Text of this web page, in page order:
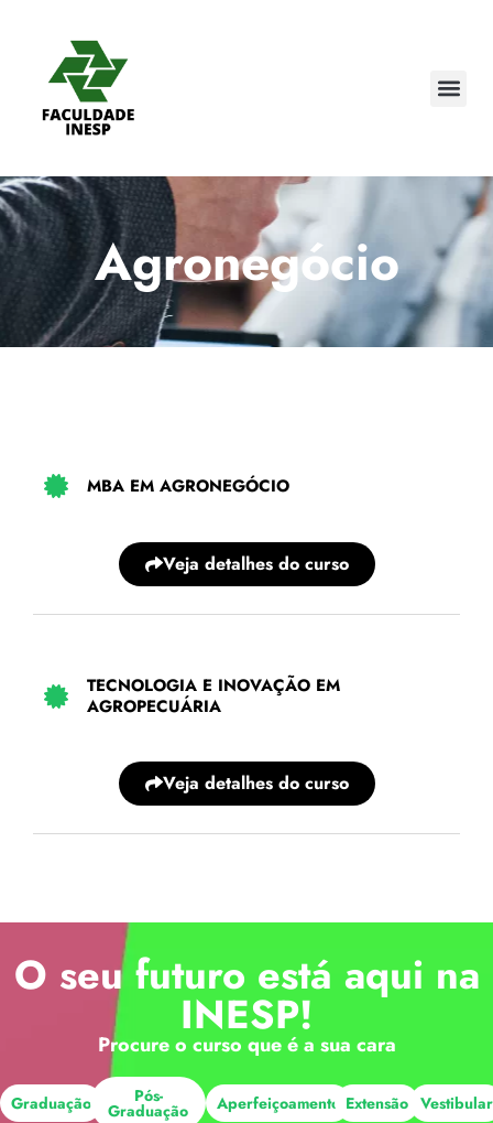
Agronegócio
MBA EM AGRONEGÓCIO
Veja detalhes do curso
TECNOLOGIA E INOVAÇÃO EM
AGROPECUÁRIA
Veja detalhes do curso
O seu futuro está aqui na
INESP!
Procure o curso que é a sua cara
Graduação Pós-
Graduação Aperfeiçoamento Extensão Vestibular